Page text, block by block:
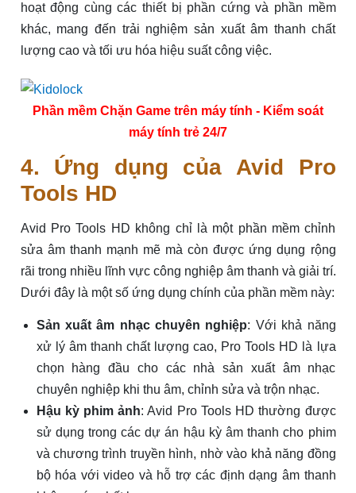
hoạt động cùng các thiết bị phần cứng và phần mềm
khác, mang đến trải nghiệm sản xuất âm thanh chất
lượng cao và tối ưu hóa hiệu suất công việc.
Phần mềm Chặn Game trên máy tính - Kiểm soát
máy tính trẻ 24/7
4. Ứng dụng của Avid Pro
Tools HD
Avid Pro Tools HD không chỉ là một phần mềm chỉnh
sửa âm thanh mạnh mẽ mà còn được ứng dụng rộng
rãi trong nhiều lĩnh vực công nghiệp âm thanh và giải trí.
Dưới đây là một số ứng dụng chính của phần mềm này:
Sản xuất âm nhạc chuyên nghiệp: Với khả năng
xử lý âm thanh chất lượng cao, Pro Tools HD là lựa
chọn hàng đầu cho các nhà sản xuất âm nhạc
chuyên nghiệp khi thu âm, chỉnh sửa và trộn nhạc.
Hậu kỳ phim ảnh: Avid Pro Tools HD thường được
sử dụng trong các dự án hậu kỳ âm thanh cho phim
và chương trình truyền hình, nhờ vào khả năng đồng
bộ hóa với video và hỗ trợ các định dạng âm thanh